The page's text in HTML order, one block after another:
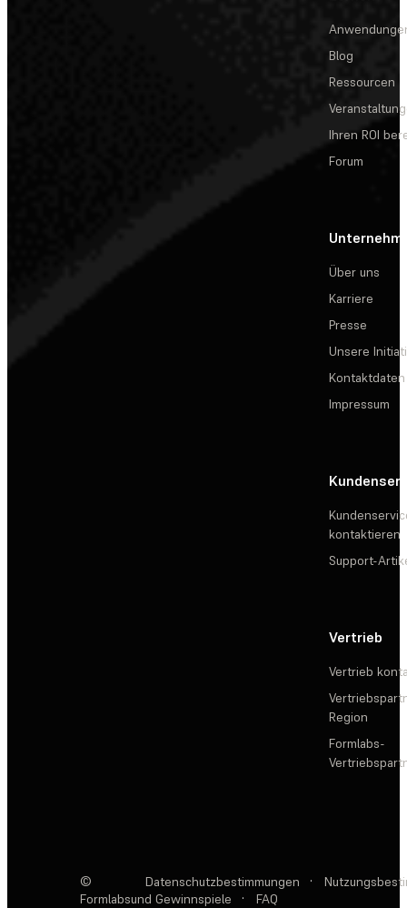
Blog
Ressourcen
Ihren ROI
Forum
Über uns
Karriere
Presse
Unsere
Kontaktdaten
Impressum
kontaktieren
Support-
Vertrieb
Vertrieb
Region
Formlabs-
©
Formlabs
Datenschutzbestimmungen ·
und Gewinnspiele
· FAQ